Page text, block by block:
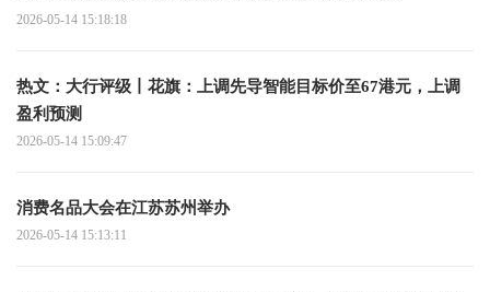
2026-05-14 15:18:18
热文：大行评级丨花旗：上调先导智能目标价至67港元，上调
盈利预测
2026-05-14 15:09:47
消费名品大会在江苏苏州举办
2026-05-14 15:13:11